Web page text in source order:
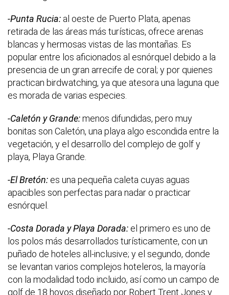
-Punta Rucia: al oeste de Puerto Plata, apenas
retirada de las áreas más turísticas, ofrece arenas
blancas y hermosas vistas de las montañas. Es
popular entre los aficionados al esnórquel debido a la
presencia de un gran arrecife de coral; y por quienes
practican birdwatching, ya que atesora una laguna que
es morada de varias especies.
-Caletón y Grande:menos difundidas, pero muy
bonitas son Caletón, una playa algo escondida entre la
vegetación, y el desarrollo del complejo de golf y
playa, Playa Grande.
-El Bretón: es una pequeña caleta cuyas aguas
apacibles son perfectas para nadar o practicar
esnórquel.
-Costa Dorada y Playa Dorada: el primero es uno de
los polos más desarrollados turísticamente, con un
puñado de hoteles all-inclusive; y el segundo, donde
se levantan varios complejos hoteleros, la mayoría
con la modalidad todo incluido, así como un campo de
golf de 18 hoyos diseñado por Robert Trent Jones y